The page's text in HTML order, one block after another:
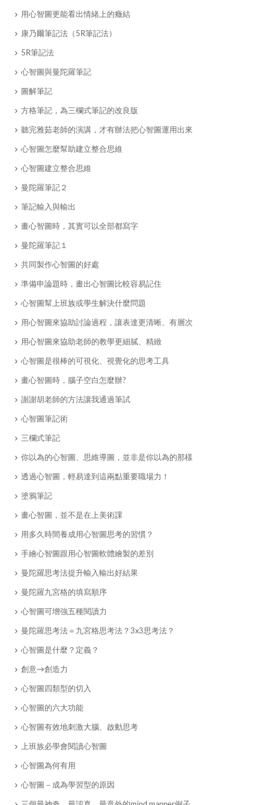
​用心智圖更能看出情緒上的癥結
​康乃爾筆記法（5R筆記法）
​5R筆記法
​心智圖與曼陀羅筆記
​圖解筆記
​方格筆記，為三欄式筆記的改良版
聽完雅茹老師的演講，才有辦法把心智圖運用出來
心智圖怎麼幫助建立整合思維
​心智圖建立整合思維
​曼陀羅筆記２
​筆記輸入與輸出
​畫心智圖時，其實可以全部都寫字
​曼陀羅筆記１
​共同製作心智圖的好處
​準備申論題時，畫出心智圖比較容易記住
心智圖幫上班族或學生解決什麼問題
​用心智圖來協助討論過程，讓表達更清晰、有層次
用心智圖來協助老師的教學更細膩、精緻
​心智圖是很棒的可視化、視覺化的思考工具
畫心智圖時，腦子空白怎麼辦?
​謝謝胡老師的方法讓我通過筆試
​心智圖筆記術
​三欄式筆記
你以為的心智圖、思維導圖，並非是你以為的那樣
透過心智圖，輕易達到這兩點重要職場力！
塗鴉筆記
​畫心智圖，並不是在上美術課
用多久時間養成用心智圖思考的習慣？
手繪心智圖跟用心智圖軟體繪製的差別
曼陀羅思考法提升輸入輸出好結果
曼陀羅九宮格的填寫順序
心智圖可增強五種閱讀力
曼陀羅思考法＝九宮格思考法？3x3思考法？
心智圖是什麼？定義？
創意→創造力
心智圖四類型的切入
​心智圖的六大功能
心智圖有效地刺激大腦、啟動思考
​上班族必學會閱讀心智圖
心智圖為何有用
心智圖－成為學習型的原因